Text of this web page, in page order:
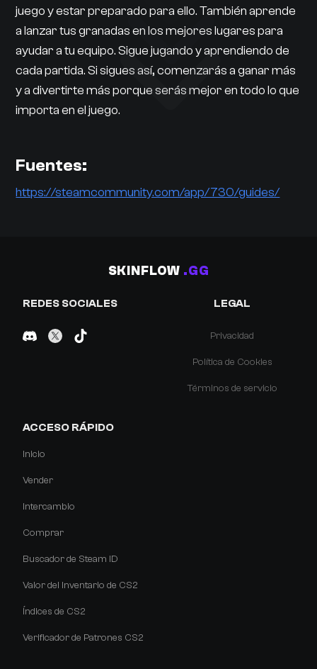
juego y estar preparado para ello. También aprende
a lanzar tus granadas en los mejores lugares para
ayudar a tu equipo. Sigue jugando y aprendiendo de
cada partida. Si sigues así, comenzarás a ganar más
y a divertirte más porque serás mejor en todo lo que
importa en el juego.
Fuentes:
https://steamcommunity.com/app/730/guides/
SKINFLOW .GG
REDES SOCIALES LEGAL
Privacidad
Política de Cookies
Términos de servicio
ACCESO RÁPIDO
Inicio
Vender
Intercambio
Comprar
Buscador de Steam ID
Valor del Inventario de CS2
Índices de CS2
Verificador de Patrones CS2